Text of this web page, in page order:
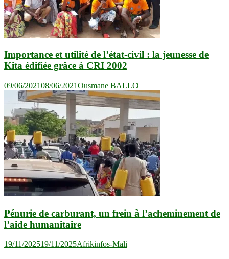
Importance et utilité de l’état-civil : la jeunesse de
Kita édifiée grâce à CRI 2002
09/06/202108/06/2021Ousmane BALLO
Pénurie de carburant, un frein à l’acheminement de
l’aide humanitaire
19/11/202519/11/2025Afrikinfos-Mali